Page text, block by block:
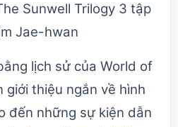
Sunwell Trilogy 3 tập
Jae-hwan
lịch sử của World of
thiệu ngắn về hình
đến những sự kiện dẫn